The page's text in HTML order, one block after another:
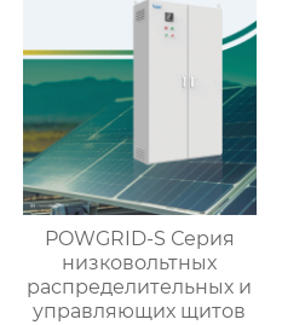
POWGRID-S Серия
низковольтных
распределительных и
управляющих щитов